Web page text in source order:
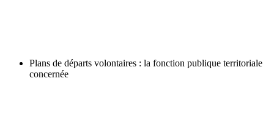
Plans de départs volontaires : la fonction publique territoriale
concernée